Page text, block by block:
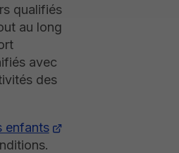
qualifiés
au long
avec
des
enfants